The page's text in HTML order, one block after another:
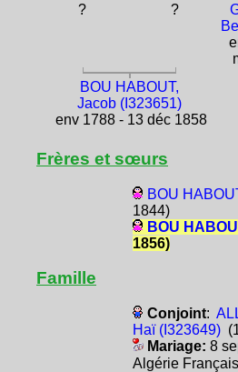
? ?
BOU HABOUT,
Jacob (I323651)
env 1788 - 13 déc 1858
Frères et sœurs
BOU
1844)
BOU
1856)
Famille
Conjoint:
Haï (I323649)
Mariage: 8
Algérie